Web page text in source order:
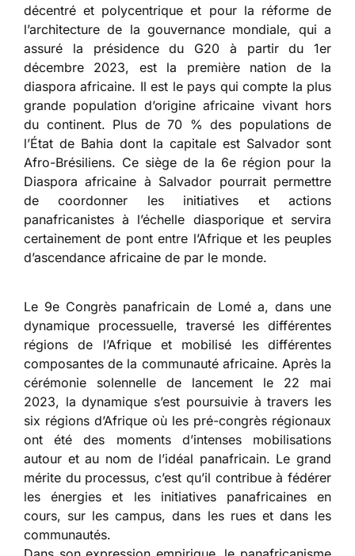
décentré et polycentrique et pour la réforme de
l’architecture de la gouvernance mondiale, qui a
assuré la présidence du G20 à partir du 1er
décembre 2023, est la première nation de la
diaspora africaine. Il est le pays qui compte la plus
grande population d’origine africaine vivant hors
du continent. Plus de 70 % des populations de
l’État de Bahia dont la capitale est Salvador sont
Afro-Brésiliens. Ce siège de la 6e région pour la
Diaspora africaine à Salvador pourrait permettre
de coordonner les initiatives et actions
panafricanistes à l’échelle diasporique et servira
certainement de pont entre l’Afrique et les peuples
d’ascendance africaine de par le monde.
Le 9e Congrès panafricain de Lomé a, dans une
dynamique processuelle, traversé les différentes
régions de l’Afrique et mobilisé les différentes
composantes de la communauté africaine. Après la
cérémonie solennelle de lancement le 22 mai
2023, la dynamique s’est poursuivie à travers les
six régions d’Afrique où les pré-congrès régionaux
ont été des moments d’intenses mobilisations
autour et au nom de l’idéal panafricain. Le grand
mérite du processus, c’est qu’il contribue à fédérer
les énergies et les initiatives panafricaines en
cours, sur les campus, dans les rues et dans les
communautés.